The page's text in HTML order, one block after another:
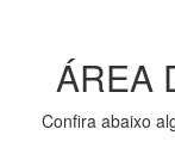
ÁREA
Confira abaixo